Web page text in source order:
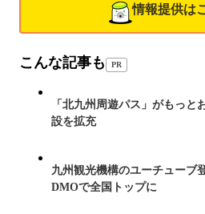
情報提供は
こんな記事も PR
「北九州周遊パス」がもっと
設を拡充
九州観光機構のユーチューブ
DMOで全国トップに